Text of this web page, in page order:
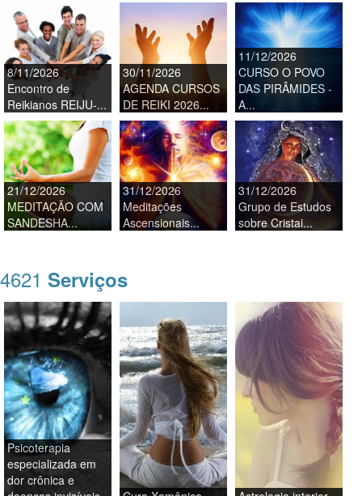
8/11/2026
Encontro de
Reikianos REIJU-...
30/11/2026
AGENDA CURSOS
DE REIKI 2026...
11/12/2026
CURSO O POVO
DAS PIRÂMIDES -
A...
21/12/2026
MEDITAÇÃO COM
SANDESHA...
31/12/2026
Meditações
Ascensionais...
31/12/2026
Grupo de Estudos
sobre Cristai...
4621 Serviços
Psicoterapia
especializada em
dor crônica e